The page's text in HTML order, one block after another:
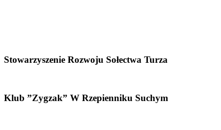
Stowarzyszenie Rozwoju Sołectwa Turza
Klub ”Zygzak” W Rzepienniku Suchym